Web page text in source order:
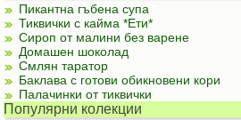
Пикантна гъбена супа
Тиквички с кайма *Ети*
Сироп от малини без варене
Домашен шоколад
Смлян таратор
Баклава с готови обикновени кори
Палачинки от тиквички
Популярни колекции